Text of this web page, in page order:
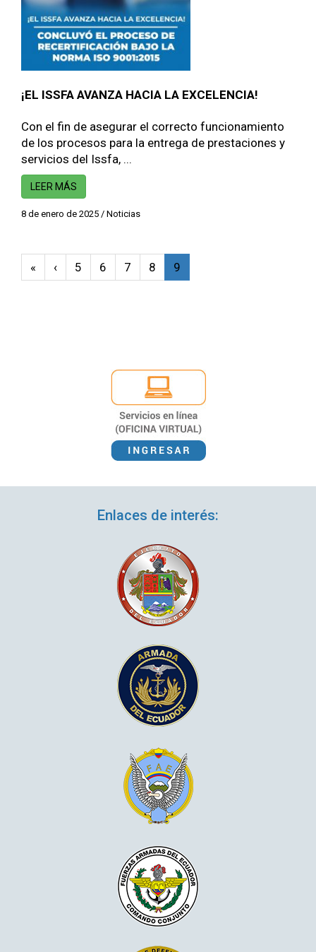
¡EL ISSFA AVANZA HACIA LA EXCELENCIA!
Con el fin de asegurar el correcto funcionamiento
de los procesos para la entrega de prestaciones y
servicios del Issfa, ...
LEER MÁS
8 de enero de 2025 / Noticias
« ‹ 5 6 7 8 9
Enlaces de interés: